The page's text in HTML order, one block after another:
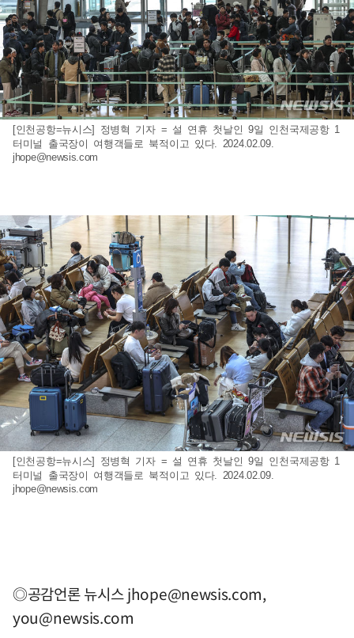
[인천공항=뉴시스] 정병혁 기자 = 설 연휴 첫날인 9일 인천국제공항 1
터미널 출국장이 여행객들로 북적이고 있다. 2024.02.09.
jhope@newsis.com
[인천공항=뉴시스] 정병혁 기자 = 설 연휴 첫날인 9일 인천국제공항 1
터미널 출국장이 여행객들로 북적이고 있다. 2024.02.09.
jhope@newsis.com
◎공감언론 뉴시스jhope@newsis.com,
you@newsis.com